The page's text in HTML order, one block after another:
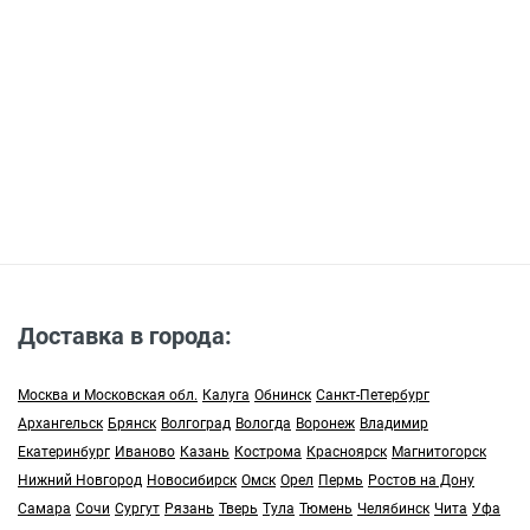
Доставка в города:
Москва и Московская обл. Калуга Обнинск Санкт-Петербург
Архангельск Брянск Волгоград Вологда Воронеж Владимир
Екатеринбург Иваново Казань Кострома Красноярск Магнитогорск
Нижний Новгород Новосибирск Омск Орел Пермь Ростов на Дону
Самара Сочи Сургут Рязань Тверь Тула Тюмень Челябинск Чита Уфа